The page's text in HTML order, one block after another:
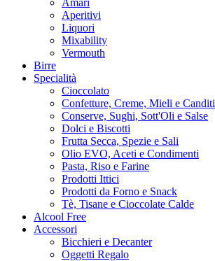
Aperitivi
Liquori
Mixability
Vermouth
Birre
Specialità
Cioccolato
Confetture, Creme, Mieli e Canditi
Conserve, Sughi, Sott'Oli e Salse
Dolci e Biscotti
Frutta Secca, Spezie e Sali
Olio EVO, Aceti e Condimenti
Pasta, Riso e Farine
Prodotti Ittici
Prodotti da Forno e Snack
Tè, Tisane e Cioccolate Calde
Alcool Free
Accessori
Bicchieri e Decanter
Oggetti Regalo